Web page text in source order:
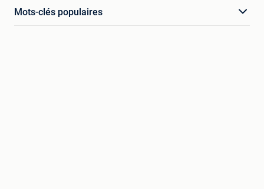
Mots-clés populaires